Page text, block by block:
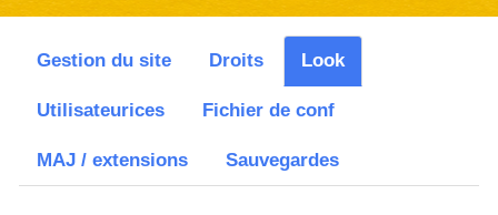
Gestion du site Droits Look
Utilisateurices Fichier de conf
MAJ / extensions Sauvegardes